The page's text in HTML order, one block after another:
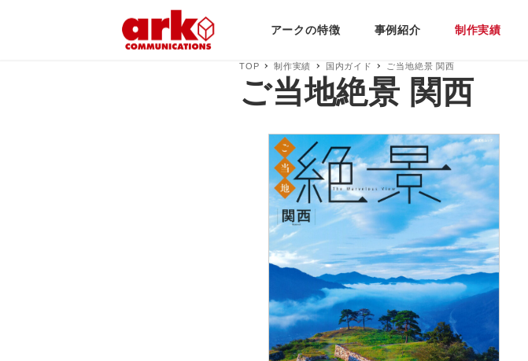
アークの特徴 事例紹介 制作実績
TOP 制作実績 国内ガイド ご当地絶景 関西
ご当地絶景 関西